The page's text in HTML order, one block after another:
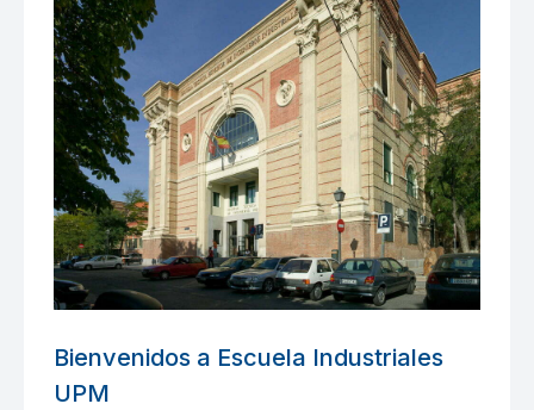
Bienvenidos a Escuela Industriales
UPM